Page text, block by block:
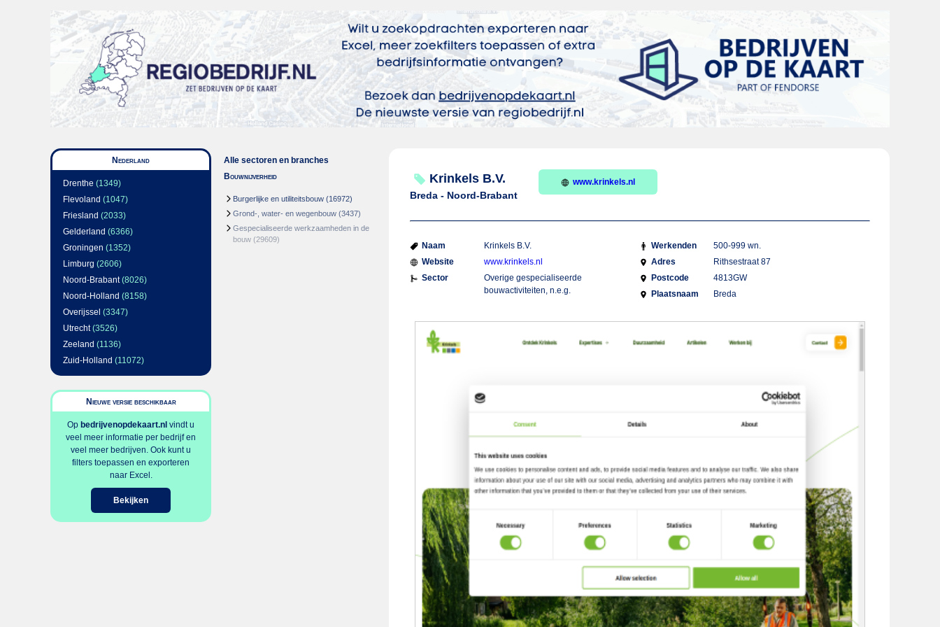
Nederland
Drenthe (1349)
Flevoland (1047)
Friesland (2033)
Gelderland (6366)
Groningen (1352)
Limburg (2606)
Noord-Brabant(8026)
Noord-Holland (8158)
Overijssel (3347)
Utrecht(3526)
Zeeland (1136)
Zuid-Holland (11072)
Nieuwe versie beschikbaar
Op bedrijvenopdekaart.nl vindt u
veel meer informatie per bedrijf en
veel meer bedrijven. Ook kunt u
filters toepassen en exporteren
naar Excel.
Bekijken
Alle sectoren en branches
Bouwnijverheid
Burgerlijke en utiliteitsbouw (16972)
Grond-, water- en wegenbouw (3437)
Gespecialiseerde werkzaamheden in de
bouw (29609)
Krinkels B.V.
Breda - Noord-Brabant
www.krinkels.nl
Naam
Krinkels B.V.
Website
www.krinkels.nl
Sector
Overige gespecialiseerde
bouwactiviteiten, n.e.g.
Werkenden
500-999 wn.
Adres
Rithsestraat 87
Postcode
4813GW
Plaatsnaam
Breda